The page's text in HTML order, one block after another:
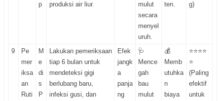
p
produksi air liur.
mulut
secara
menyel
uruh.
ten.
g)
9
Pe
mer
iksa
an
Ruti
M
e
di
s
P
Lakukan pemeriksaan
tiap 6 bulan untuk
mendeteksi gigi
berlubang baru,
infeksi gusi, dan
Efek
jangk
a
panja
ng
🩺
Mence
gah
bau
mulut
💰
Memb
utuhka
n
biaya
⭐⭐⭐⭐
⭐
(Paling
efektif
untuk